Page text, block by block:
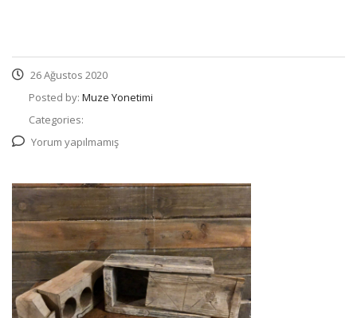
26 Ağustos 2020
Posted by: Muze Yonetimi
Categories:
Yorum yapılmamış